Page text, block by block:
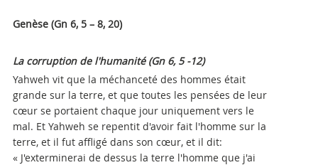
Genèse (Gn 6, 5 – 8, 20)
La corruption de l'humanité (Gn 6, 5 -12)
Yahweh vit que la méchanceté des hommes était
grande sur la terre, et que toutes les pensées de leur
cœur se portaient chaque jour uniquement vers le
mal. Et Yahweh se repentit d'avoir fait l'homme sur la
terre, et il fut affligé dans son cœur, et il dit:
« J'exterminerai de dessus la terre l'homme que j'ai